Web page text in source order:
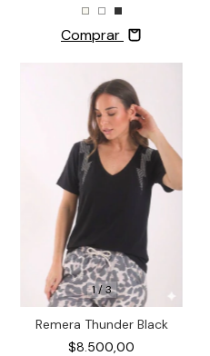
Comprar
1/3
Remera Thunder Black
$8.500,00